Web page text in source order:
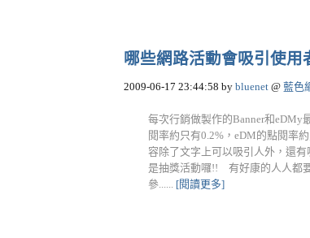
哪些網路活動會吸引使用
2009-06-17 23:44:58 by bluenet @ 藍色
每次行銷做製作的Banner和eDMy
閱率約只有0.2%，eDM的點閱率
容除了文字上可以吸引人外，還
是抽獎活動囉!! 有好康的人人都
參...... [閱讀更多]